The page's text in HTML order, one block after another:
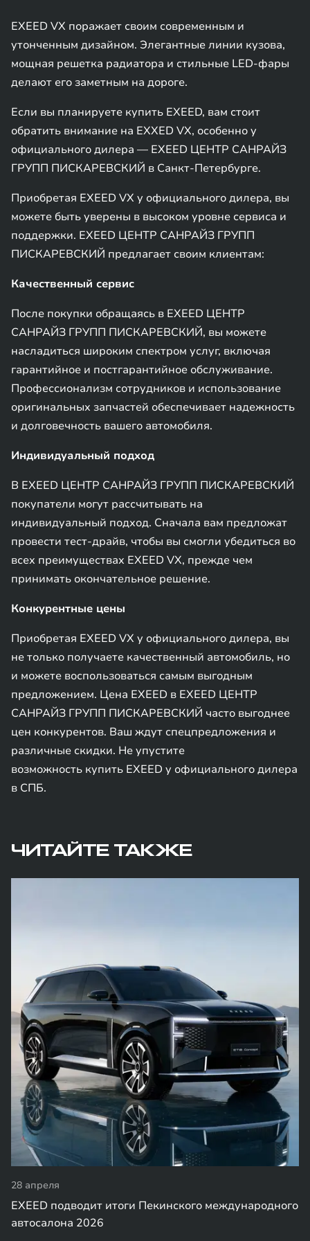
EXEED VX поражает своим современным и
утонченным дизайном. Элегантные линии кузова,
мощная решетка радиатора и стильные LED-фары
делают его заметным на дороге.
Если вы планируете купить EXEED, вам стоит
обратить внимание на EXXED VX, особенно у
официального дилера — EXEED ЦЕНТР САНРАЙЗ
ГРУПП ПИСКАРЕВСКИЙ в Санкт-Петербурге.
Приобретая EXEED VX у официального дилера, вы
можете быть уверены в высоком уровне сервиса и
поддержки. EXEED ЦЕНТР САНРАЙЗ ГРУПП
ПИСКАРЕВСКИЙ предлагает своим клиентам:
Качественный сервис
После покупки обращаясь в EXEED ЦЕНТР
САНРАЙЗ ГРУПП ПИСКАРЕВСКИЙ, вы можете
насладиться широким спектром услуг, включая
гарантийное и постгарантийное обслуживание.
Профессионализм сотрудников и использование
оригинальных запчастей обеспечивает надежность
и долговечность вашего автомобиля.
Индивидуальный подход
В EXEED ЦЕНТР САНРАЙЗ ГРУПП ПИСКАРЕВСКИЙ
покупатели могут рассчитывать на
индивидуальный подход. Сначала вам предложат
провести тест-драйв, чтобы вы смогли убедиться во
всех преимуществах EXEED VX, прежде чем
принимать окончательное решение.
Конкурентные цены
Приобретая EXEED VX у официального дилера, вы
не только получаете качественный автомобиль, но
и можете воспользоваться самым выгодным
предложением. Цена EXEED в EXEED ЦЕНТР
САНРАЙЗ ГРУПП ПИСКАРЕВСКИЙ часто выгоднее
цен конкурентов. Ваш ждут спецпредложения и
различные скидки. Не упустите
возможность купить EXEED у официального дилера
в СПБ.
ЧИТАЙТЕ ТАКЖЕ
28 апреля
EXEED подводит итоги Пекинского международного
автосалона 2026